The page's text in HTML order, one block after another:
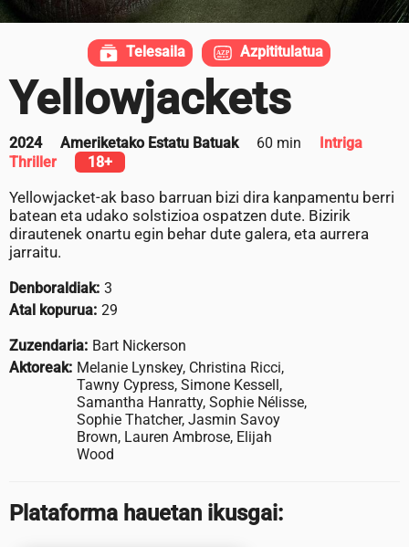
Yellowjackets
2024 Ameriketako Estatu Batuak 60 min
Intriga
Thriller
18+
Yellowjacket-ak baso barruan bizi dira kanpamentu berri
batean eta udako solstizioa ospatzen dute. Bizirik
dirautenek onartu egin behar dute galera, eta aurrera
jarraitu.
Denboraldiak: 3
Atal kopurua: 29
Zuzendaria: Bart Nickerson
Aktoreak: Melanie Lynskey, Christina Ricci,
Tawny Cypress, Simone Kessell,
Samantha Hanratty, Sophie Nélisse,
Sophie Thatcher, Jasmin Savoy
Brown, Lauren Ambrose, Elijah
Wood
Plataforma hauetan ikusgai:
Telesaila Azpititulatua